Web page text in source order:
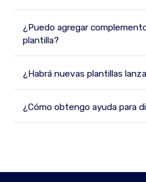
¿Puedo agregar
plantilla?
¿Habrá nuevas plantillas
¿Cómo obtengo ayuda para